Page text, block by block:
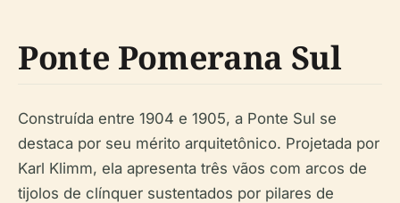
Ponte Pomerana Sul
Construída entre 1904 e 1905, a Ponte Sul se
destaca por seu mérito arquitetônico. Projetada por
Karl Klimm, ela apresenta três vãos com arcos de
tijolos de clínquer sustentados por pilares de